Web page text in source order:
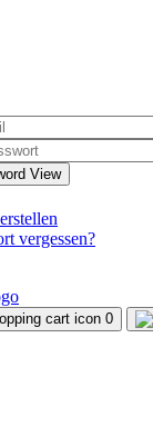
View
vergessen?
0